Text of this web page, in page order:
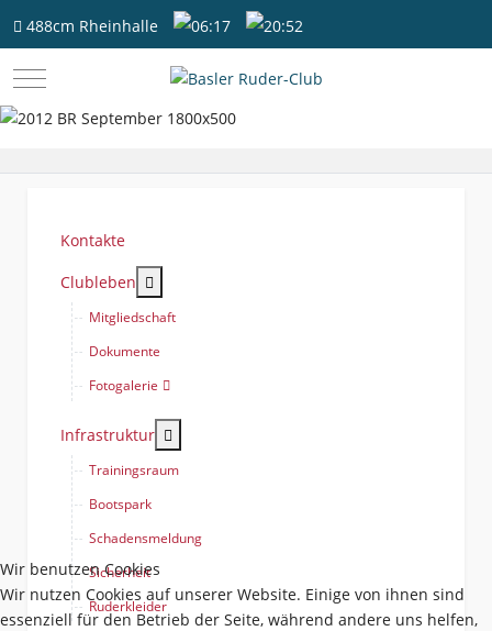
488cm Rheinhalle 06:17 20:52
Mobile Menu Toggle
Kontakte
Clubleben
Mitgliedschaft
Dokumente
Fotogalerie
Infrastruktur
Trainingsraum
Bootspark
Schadensmeldung
Sicherheit
Ruderkleider
Wir benutzen Cookies
Wir nutzen Cookies auf unserer Website. Einige von ihnen sind
essenziell für den Betrieb der Seite, während andere uns helfen,